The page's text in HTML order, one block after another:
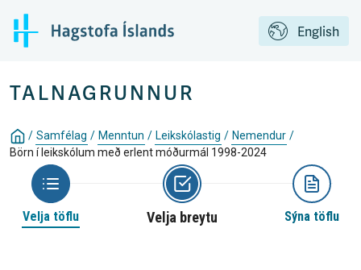
English
TALNAGRUNNUR
/ Samfélag / Menntun / Leikskólastig / Nemendur /
Börn í leikskólum með erlent móðurmál 1998-2024
Velja töflu Velja breytu Sýna töflu